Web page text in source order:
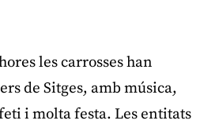
les carrosses han
de Sitges, amb música,
i molta festa. Les entitats